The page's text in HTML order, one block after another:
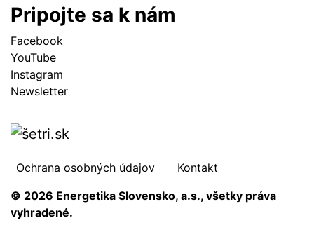
Pripojte sa k nám
Facebook
YouTube
Instagram
Newsletter
Ochrana osobných údajov
Kontakt
© 2026 Energetika Slovensko, a.s., všetky práva
vyhradené.